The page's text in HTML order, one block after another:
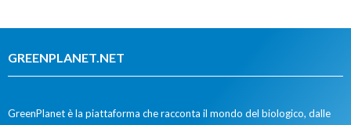
GREENPLANET.NET
GreenPlanet è la piattaforma che racconta il mondo del biologico, dalle